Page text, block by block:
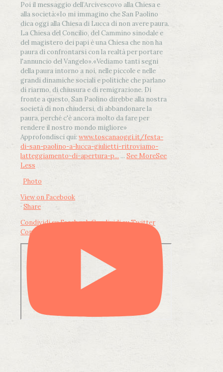
Poi il messaggio dell’Arcivescovo alla Chiesa e
alla società:«Io mi immagino che San Paolino
dica oggi alla Chiesa di Lucca di non avere paura.
La Chiesa del Concilio, del Cammino sinodale e
del magistero dei papi è una Chiesa che non ha
paura di confrontarsi con la realtà per portare
l'annuncio del Vangelo».«Vediamo tanti segni
della paura intorno a noi, nelle piccole e nelle
grandi dinamiche sociali e politiche che parlano
di riarmo, di chiusura e di remigrazione. Di
fronte a questo, San Paolino direbbe alla nostra
società di non chiudersi, di abbandonare la
paura, perché c'è ancora molto da fare per
rendere il nostro mondo migliore»
Approfondisci qui: www.toscanaoggi.it/festa-
di-san-paolino-a-lucca-giulietti-ritroviamo-
latteggiamento-di-apertura-p... ... See MoreSee
Less
Photo
View on Facebook
· Share
Condividi su FacebookCondividi su Twitter
Condividi su LinkedIn